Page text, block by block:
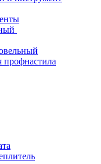
профнастила